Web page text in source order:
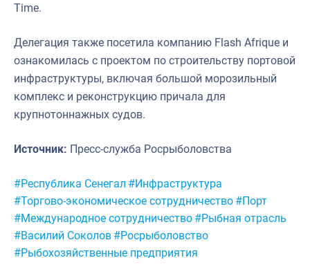
Time.
Делегация также посетила компанию Flash Afrique и
ознакомилась с проектом по строительству портовой
инфраструктуры, включая большой морозильный
комплекс и реконструкцию причала для
крупнотоннажных судов.
Источник: Пресс-служба Росрыболовства
Метки:
#Республика Сенегал #Инфраструктура
#Торгово-экономическое сотрудничество #Порт
#Международное сотрудничество #Рыбная отрасль
#Василий Соколов #Росрыболовство
#Рыбохозяйственные предприятия